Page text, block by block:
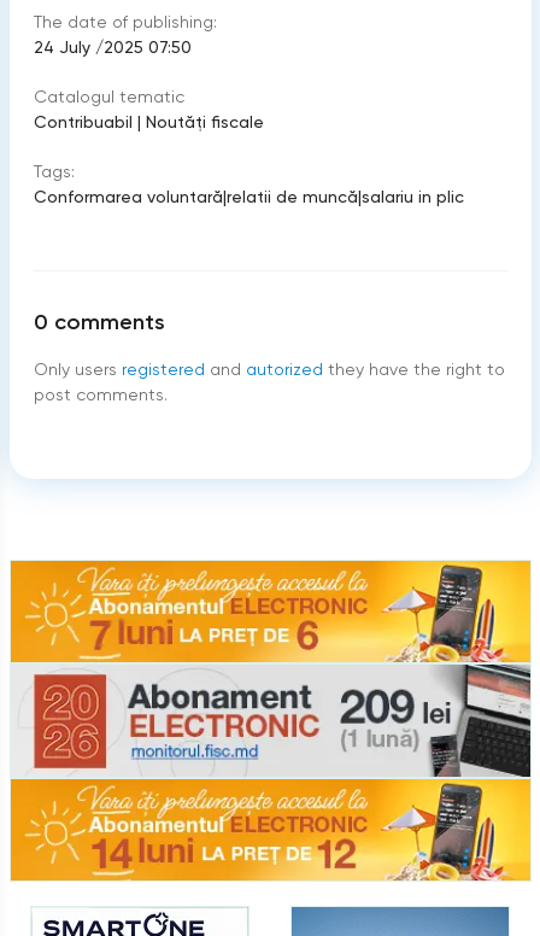
The date of publishing:
24 July /2025 07:50
Catalogul tematic
Contribuabil | Noutăți fiscale
Tags:
Conformarea voluntară|relatii de muncă|salariu in plic
0 comments
Only users registered and autorized they have the right to
post comments.